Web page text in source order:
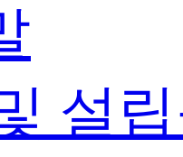
설